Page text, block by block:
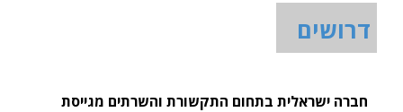
דרושים
חברה ישראלית בתחום התקשורת והשרתים מגייסת